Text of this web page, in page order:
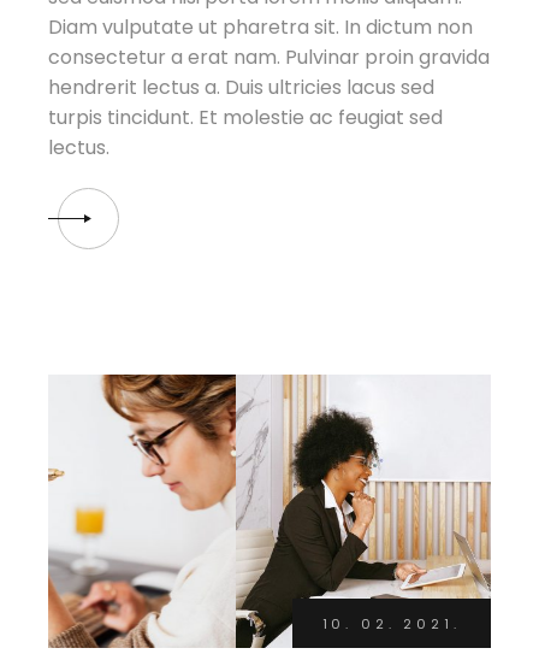
Diam vulputate ut pharetra sit. In dictum non
consectetur a erat nam. Pulvinar proin gravida
hendrerit lectus a. Duis ultricies lacus sed
turpis tincidunt. Et molestie ac feugiat sed
lectus.
10. 02. 2021.